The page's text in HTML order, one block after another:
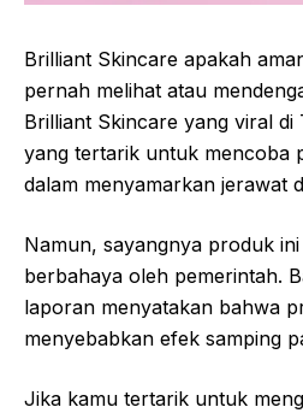
Brilliant Skincare apakah
pernah melihat atau
Brilliant Skincare yang viral di
yang tertarik untuk mencoba
dalam menyamarkan jerawat
Namun, sayangnya produk
berbahaya oleh pemerintah.
laporan menyatakan bahwa
menyebabkan efek samping
Jika kamu tertarik untuk